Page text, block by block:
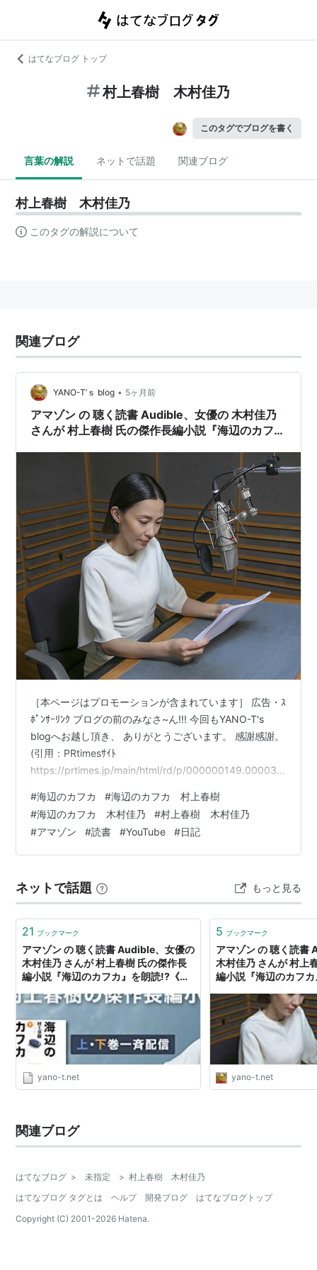
はてなブログ トップ
村上春樹 木村佳乃
このタグでブログを書く
言葉の解説 ネットで話題 関連ブログ
村上春樹 木村佳乃
このタグの解説について
関連ブログ
YANO-T’ｓ blog • 5ヶ月前
アマゾン の 聴く読書 Audible、女優の 木村佳乃
さんが 村上春樹 氏の傑作長編小説『海辺のカフ
［本ページはプロモーションが含まれています］ 広告・ｽ
ﾎﾟﾝｻｰﾘﾝｸ ブログの前のみなさ~ん!!! 今回もYANO-T's
blogへお越し頂き、 ありがとうございます。 感謝感謝。
(引用：PRtimesｻｲﾄ
https://prtimes.jp/main/html/rd/p/000000149.000036
でしょうか？ プロのナレーターが朗読した本をアプリで
聞けるサービスです。 amazon audible CM 「Audibleで
聴こう。」篇 youtu.be このサービスの扱っている作品
に、 村上春樹 氏 の長編小…
#海辺のカフカ #海辺のカフカ 村上春樹
#海辺のカフカ 木村佳乃 #村上春樹 木村佳乃
#アマゾン #読書 #YouTube #日記
ネットで話題 もっと見る
21 ブックマーク
アマゾン の 聴く読書 Audible、女優の
木村佳乃 さんが 村上春樹 氏の傑作長
編小説『海辺のカフカ』を朗読!?《め
blog
yano-t.net
5 ブックマーク
アマゾン の 聴く読書
木村佳乃 さんが 村上
編小説『海辺のカフ
T’ｓ blog
yano-t.net
関連ブログ
はてなブログ > 未指定 > 村上春樹 木村佳乃
はてなブログ タグとは
ヘルプ 開発ブログ
はてなブログトップ
Copyright (C) 2001-2026 Hatena.